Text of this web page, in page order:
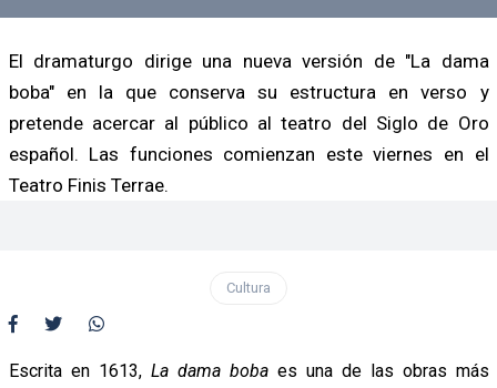
El dramaturgo dirige una nueva versión de "La dama
boba" en la que conserva su estructura en verso y
pretende acercar al público al teatro del Siglo de Oro
español. Las funciones comienzan este viernes en el
Teatro Finis Terrae.
Cultura
Escrita en 1613, La dama bobaes una de las obras más